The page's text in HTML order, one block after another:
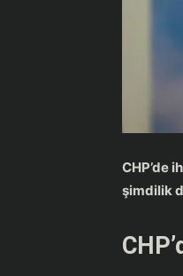
CHP’de
şimdilik